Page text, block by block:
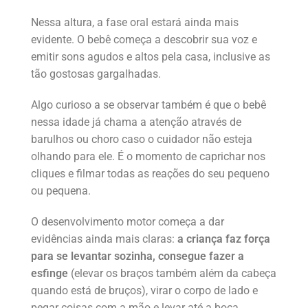
Nessa altura, a fase oral estará ainda mais
evidente. O bebê começa a descobrir sua voz e
emitir sons agudos e altos pela casa, inclusive as
tão gostosas gargalhadas.
Algo curioso a se observar também é que o bebê
nessa idade já chama a atenção através de
barulhos ou choro caso o cuidador não esteja
olhando para ele. É o momento de caprichar nos
cliques e filmar todas as reações do seu pequeno
ou pequena.
O desenvolvimento motor começa a dar
evidências ainda mais claras: a criança faz força
para se levantar sozinha, consegue fazer a
esfinge (elevar os braços também além da cabeça
quando está de bruços), virar o corpo de lado e